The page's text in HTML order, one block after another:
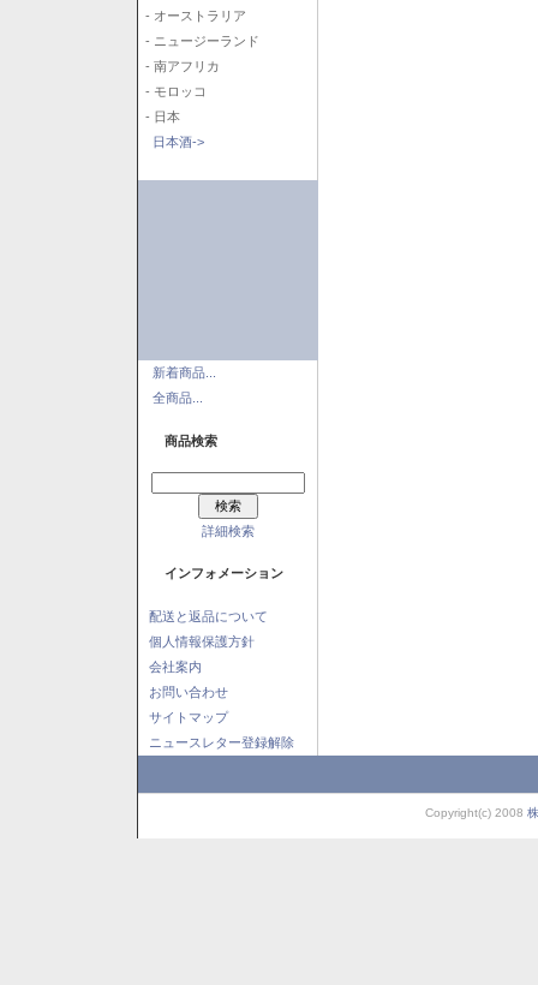
- オーストラリア
- ニュージーランド
- 南アフリカ
- モロッコ
- 日本
日本酒->
新着商品...
全商品...
商品検索
詳細検索
インフォメーション
配送と返品について
個人情報保護方針
会社案内
お問い合わせ
サイトマップ
ニュースレター登録解除
Copyright(c) 2008